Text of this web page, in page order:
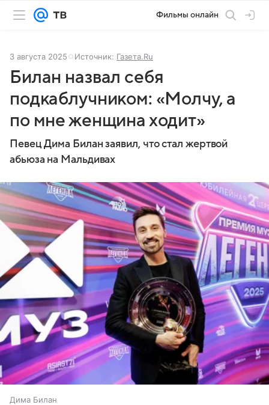
Фильмы онлайн
3 августа 2025 Источник: Газета.Ru
Билан назвал себя
подкаблучником: «Молчу, а
по мне женщина ходит»
Певец Дима Билан заявил, что стал жертвой
абьюза на Мальдивах
Дима Билан